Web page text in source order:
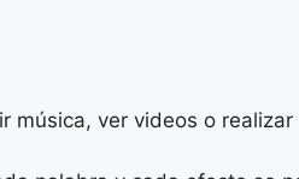
música, ver videos o realizar